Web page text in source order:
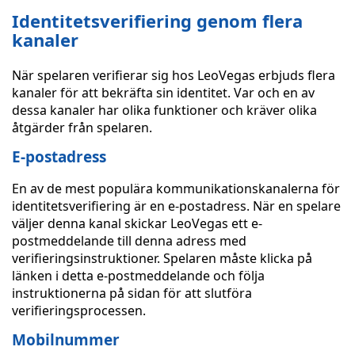
Identitetsverifiering genom flera
kanaler
När spelaren verifierar sig hos LeoVegas erbjuds flera
kanaler för att bekräfta sin identitet. Var och en av
dessa kanaler har olika funktioner och kräver olika
åtgärder från spelaren.
E-postadress
En av de mest populära kommunikationskanalerna för
identitetsverifiering är en e-postadress. När en spelare
väljer denna kanal skickar LeoVegas ett e-
postmeddelande till denna adress med
verifieringsinstruktioner. Spelaren måste klicka på
länken i detta e-postmeddelande och följa
instruktionerna på sidan för att slutföra
verifieringsprocessen.
Mobilnummer